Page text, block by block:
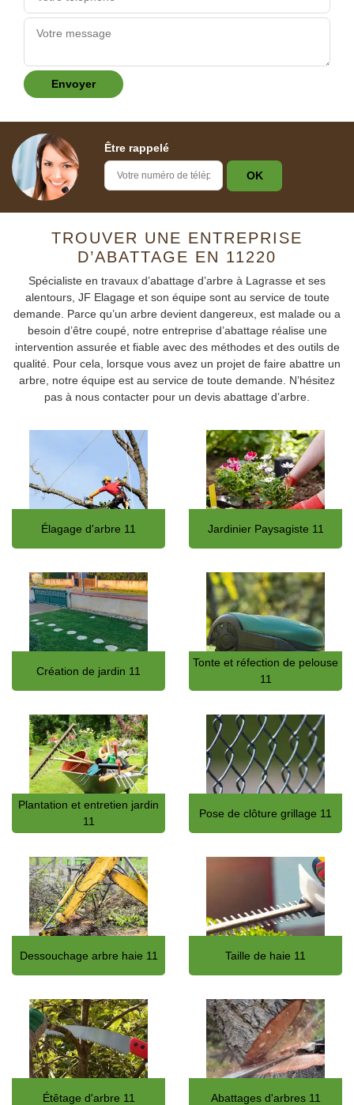
Être rappelé
TROUVER UNE ENTREPRISE
D’ABATTAGE EN 11220
Spécialiste en travaux d’abattage d’arbre à Lagrasse et ses
alentours, JF Elagage et son équipe sont au service de toute
demande. Parce qu’un arbre devient dangereux, est malade ou a
besoin d’être coupé, notre entreprise d’abattage réalise une
intervention assurée et fiable avec des méthodes et des outils de
qualité. Pour cela, lorsque vous avez un projet de faire abattre un
arbre, notre équipe est au service de toute demande. N’hésitez
pas à nous contacter pour un devis abattage d’arbre.
Élagage d'arbre 11 Jardinier Paysagiste 11
Création de jardin 11
Tonte et réfection de pelouse
11
Plantation et entretien jardin
11
Pose de clôture grillage 11
Dessouchage arbre haie 11 Taille de haie 11
Étêtage d'arbre 11 Abattages d'arbres 11